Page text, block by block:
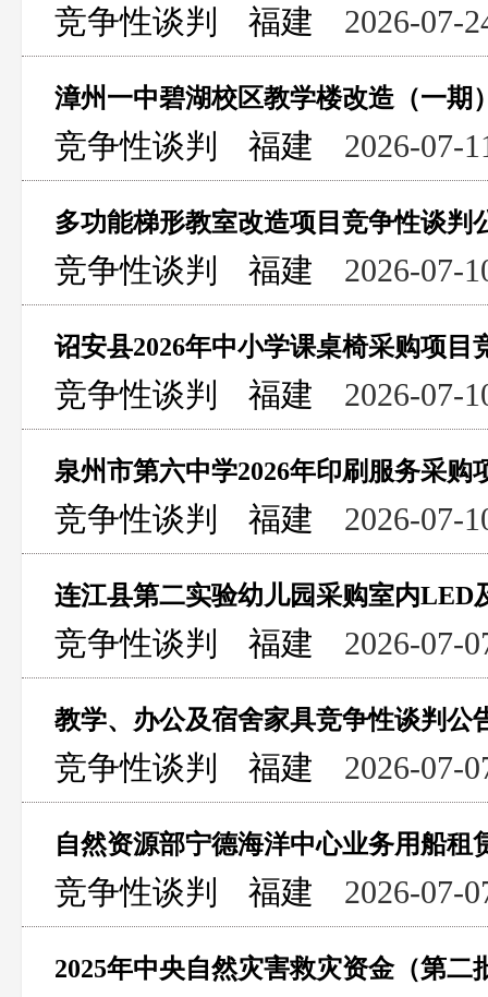
竞争性谈判 福建 2026-07-
漳州一中碧湖校区教学楼改造（一期
竞争性谈判 福建 2026-07-
多功能梯形教室改造项目竞争性谈判
竞争性谈判 福建 2026-07-
诏安县2026年中小学课桌椅采购项目
竞争性谈判 福建 2026-07-
泉州市第六中学2026年印刷服务采购
竞争性谈判 福建 2026-07-
连江县第二实验幼儿园采购室内LED
竞争性谈判 福建 2026-07-
教学、办公及宿舍家具竞争性谈判公
竞争性谈判 福建 2026-07-
自然资源部宁德海洋中心业务用船租
竞争性谈判 福建 2026-07-
2025年中央自然灾害救灾资金（第